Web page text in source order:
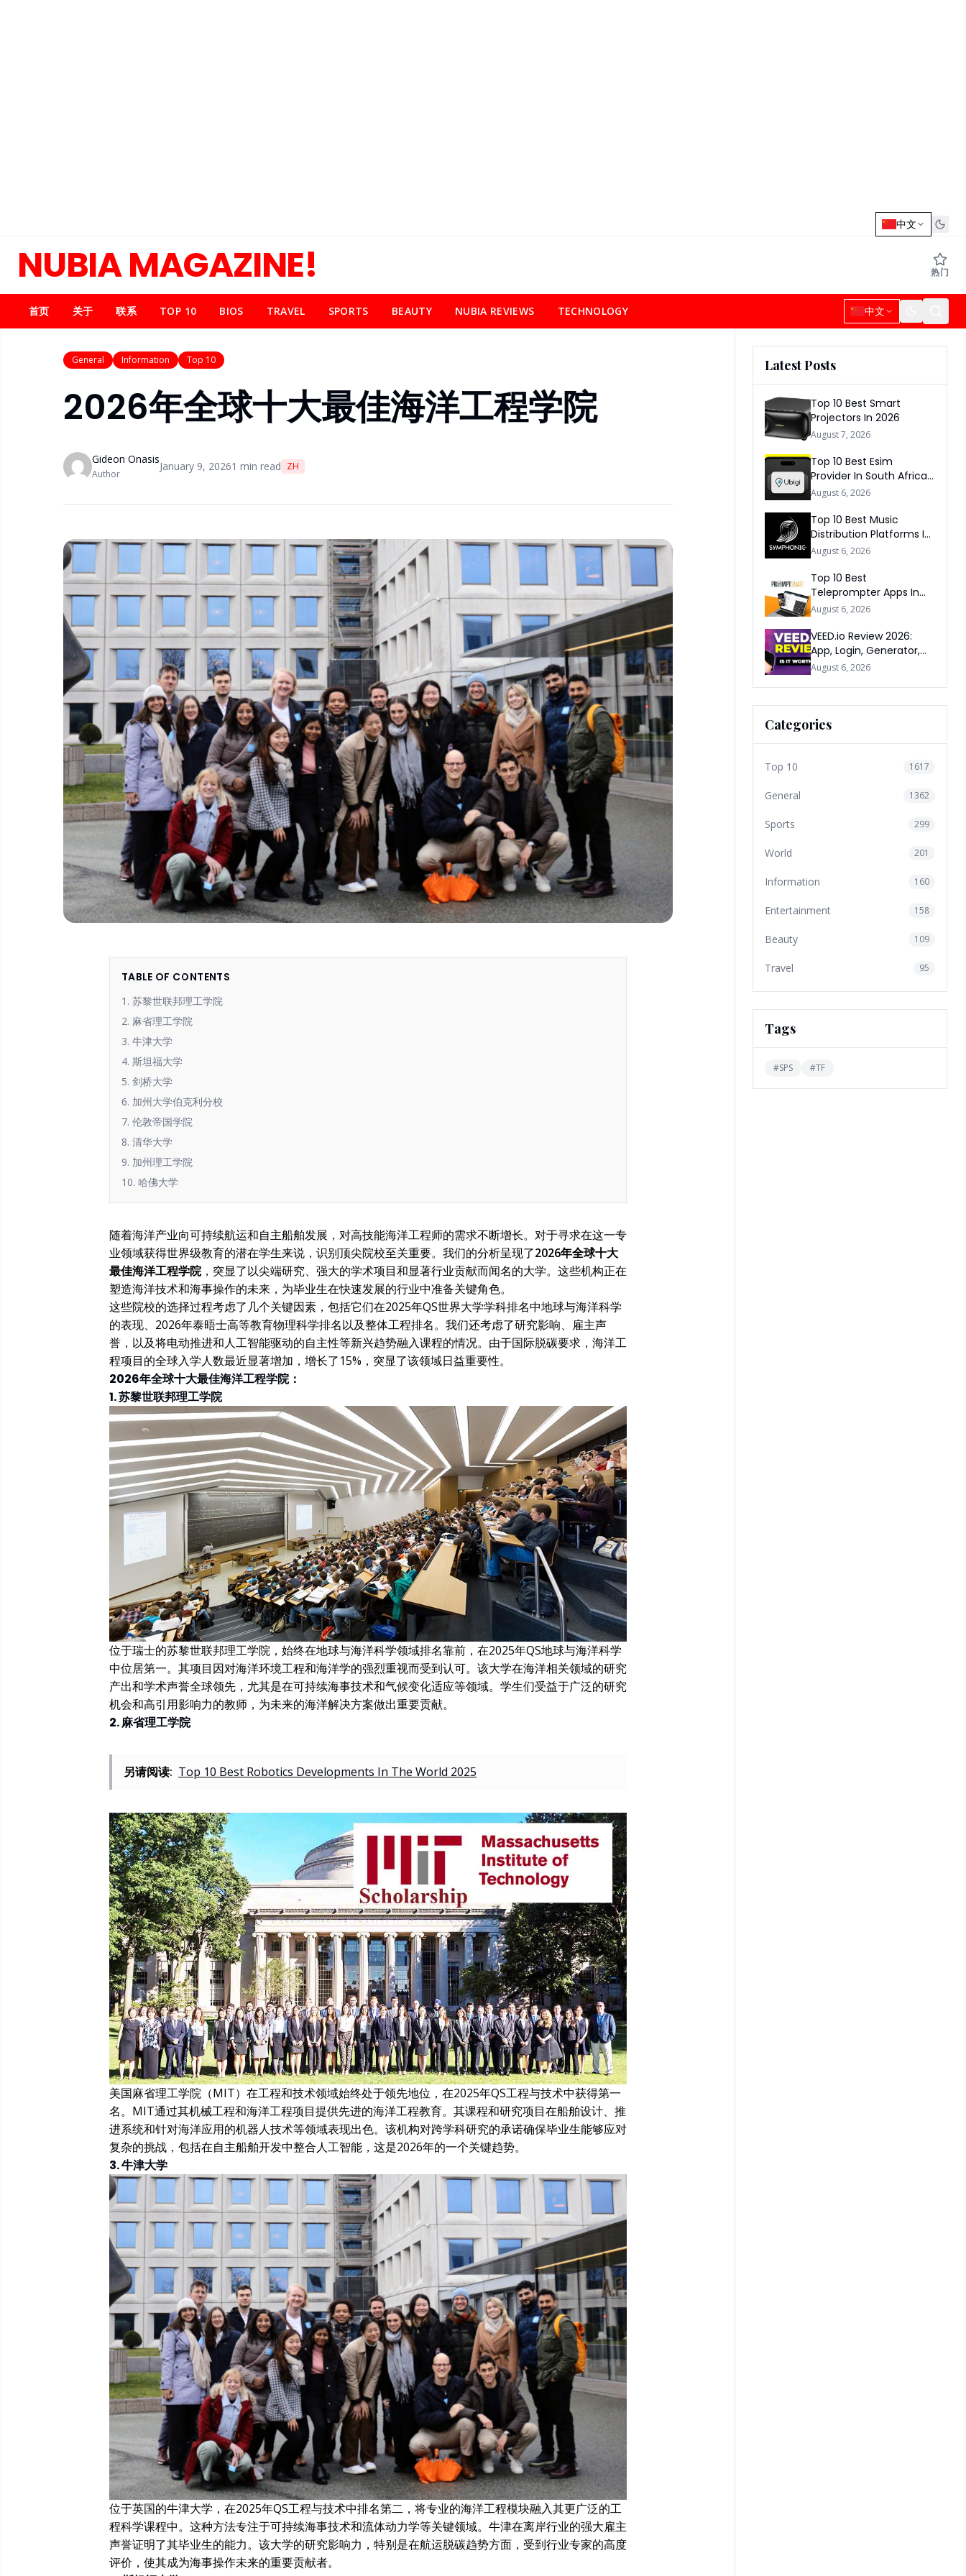
中文
NUBIA MAGAZINE! 热门
首页 关于 联系 TOP 10 BIOS TRAVEL SPORTS BEAUTY NUBIA REVIEWS TECHNOLOGY 中文
General Information Top 10
2026年全球十大最佳海洋工程学院
Gideon Onasis
Author
January 9, 20261 min read ZH
TABLE OF CONTENTS
1. 苏黎世联邦理工学院
2. 麻省理工学院
3. 牛津大学
4. 斯坦福大学
5. 剑桥大学
6. 加州大学伯克利分校
7. 伦敦帝国学院
8. 清华大学
9. 加州理工学院
10. 哈佛大学
随着海洋产业向可持续航运和自主船舶发展，对高技能海洋工程师的需求不断增长。对于寻求在这一专
业领域获得世界级教育的潜在学生来说，识别顶尖院校至关重要。我们的分析呈现了2026年全球十大
最佳海洋工程学院，突显了以尖端研究、强大的学术项目和显著行业贡献而闻名的大学。这些机构正在
塑造海洋技术和海事操作的未来，为毕业生在快速发展的行业中准备关键角色。
这些院校的选择过程考虑了几个关键因素，包括它们在2025年QS世界大学学科排名中地球与海洋科学
的表现、2026年泰晤士高等教育物理科学排名以及整体工程排名。我们还考虑了研究影响、雇主声
誉，以及将电动推进和人工智能驱动的自主性等新兴趋势融入课程的情况。由于国际脱碳要求，海洋工
程项目的全球入学人数最近显著增加，增长了15%，突显了该领域日益重要性。
2026年全球十大最佳海洋工程学院：
1. 苏黎世联邦理工学院
位于瑞士的苏黎世联邦理工学院，始终在地球与海洋科学领域排名靠前，在2025年QS地球与海洋科学
中位居第一。其项目因对海洋环境工程和海洋学的强烈重视而受到认可。该大学在海洋相关领域的研究
产出和学术声誉全球领先，尤其是在可持续海事技术和气候变化适应等领域。学生们受益于广泛的研究
机会和高引用影响力的教师，为未来的海洋解决方案做出重要贡献。
2. 麻省理工学院
另请阅读: Top 10 Best Robotics Developments In The World 2025
美国麻省理工学院（MIT）在工程和技术领域始终处于领先地位，在2025年QS工程与技术中获得第一
名。MIT通过其机械工程和海洋工程项目提供先进的海洋工程教育。其课程和研究项目在船舶设计、推
进系统和针对海洋应用的机器人技术等领域表现出色。该机构对跨学科研究的承诺确保毕业生能够应对
复杂的挑战，包括在自主船舶开发中整合人工智能，这是2026年的一个关键趋势。
3. 牛津大学
位于英国的牛津大学，在2025年QS工程与技术中排名第二，将专业的海洋工程模块融入其更广泛的工
程科学课程中。这种方法专注于可持续海事技术和流体动力学等关键领域。牛津在离岸行业的强大雇主
声誉证明了其毕业生的能力。该大学的研究影响力，特别是在航运脱碳趋势方面，受到行业专家的高度
评价，使其成为海事操作未来的重要贡献者。
Latest Posts
Top 10 Best Smart
Projectors In 2026
August 7, 2026
Top 10 Best Esim
Provider In South Africa
2026
August 6, 2026
Top 10 Best Music
Distribution Platforms In
The World 2026
August 6, 2026
Top 10 Best
Teleprompter Apps In
2026
August 6, 2026
VEED.io Review 2026:
App, Login, Generator,
Download, AI & FAQs
August 6, 2026
Categories
Top 10 1617
General 1362
Sports 299
World 201
Information 160
Entertainment 158
Beauty 109
Travel 95
Tags
#SPS #TF